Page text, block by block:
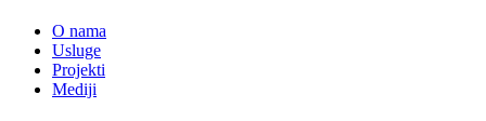
O nama
Usluge
Projekti
Mediji